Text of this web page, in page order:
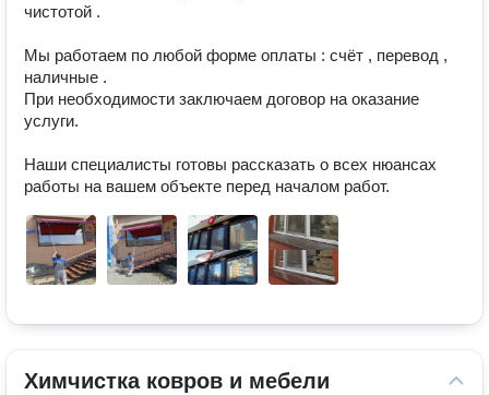
чистотой .
Мы работаем по любой форме оплаты : счёт , перевод ,
наличные .
При необходимости заключаем договор на оказание
услуги.
Наши специалисты готовы рассказать о всех нюансах
работы на вашем объекте перед началом работ.
Химчистка ковров и мебели